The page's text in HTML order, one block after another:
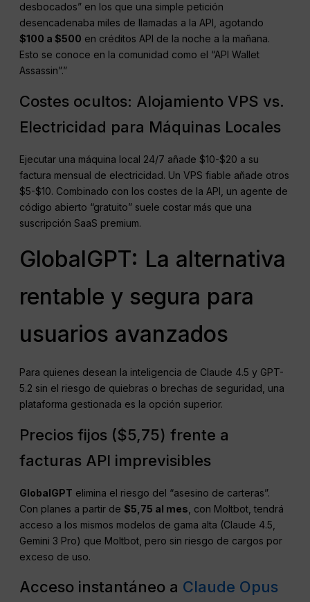
desbocados” en los que una simple petición
desencadenaba miles de llamadas a la API, agotando
$100 a $500 en créditos API de la noche a la mañana.
Esto se conoce en la comunidad como el “API Wallet
Assassin”.”
Costes ocultos: Alojamiento VPS vs.
Electricidad para Máquinas Locales
Ejecutar una máquina local 24/7 añade $10-$20 a su
factura mensual de electricidad. Un VPS fiable añade otros
$5-$10. Combinado con los costes de la API, un agente de
código abierto “gratuito” suele costar más que una
suscripción SaaS premium.
GlobalGPT: La alternativa
rentable y segura para
usuarios avanzados
Para quienes desean la inteligencia de Claude 4.5 y GPT-
5.2 sin el riesgo de quiebras o brechas de seguridad, una
plataforma gestionada es la opción superior.
Precios fijos ($5,75) frente a
facturas API imprevisibles
GlobalGPT elimina el riesgo del “asesino de carteras”.
Con planes a partir de$5,75 al mes , con Moltbot, tendrá
acceso a los mismos modelos de gama alta (Claude 4.5,
Gemini 3 Pro) que Moltbot, pero sin riesgo de cargos por
exceso de uso.
Acceso instantáneo a Claude Opus